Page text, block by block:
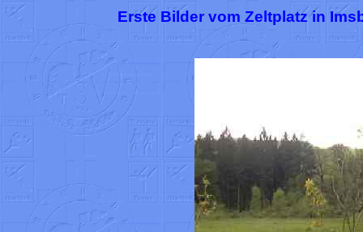
Erste Bilder vom Zeltplatz in